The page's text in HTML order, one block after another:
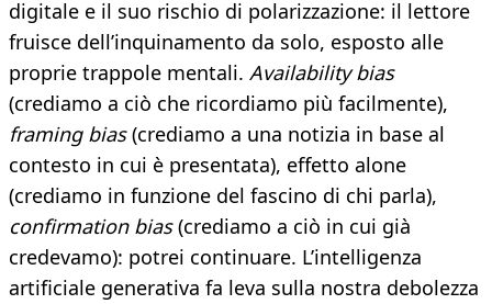
digitale e il suo rischio di polarizzazione: il lettore
fruisce dell’inquinamento da solo, esposto alle
proprie trappole mentali. Availability bias
(crediamo a ciò che ricordiamo più facilmente),
framing bias(crediamo a una notizia in base al
contesto in cui è presentata), effetto alone
(crediamo in funzione del fascino di chi parla),
confirmation bias(crediamo a ciò in cui già
credevamo): potrei continuare. L’intelligenza
artificiale generativa fa leva sulla nostra debolezza